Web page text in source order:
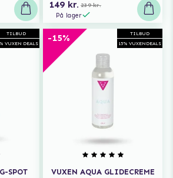
149 kr. 239 kr.
På lager
TILBUD
VUXEN DEALS
SPOT
TILBUD
15% VUXENDEALS
-15%
VUXEN AQUA GLIDECREME